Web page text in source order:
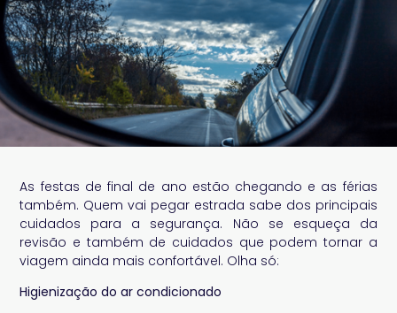
As festas de final de ano estão chegando e as férias
também. Quem vai pegar estrada sabe dos principais
cuidados para a segurança. Não se esqueça da
revisão e também de cuidados que podem tornar a
viagem ainda mais confortável. Olha só:
Higienização do ar condicionado